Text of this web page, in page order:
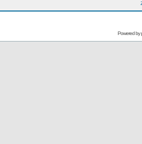
Powered by